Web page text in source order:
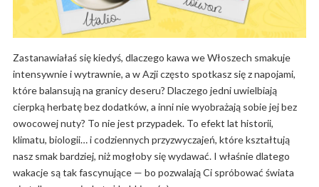
Zastanawiałaś się kiedyś, dlaczego kawa we Włoszech smakuje
intensywnie i wytrawnie, a w Azji często spotkasz się z napojami,
które balansują na granicy deseru? Dlaczego jedni uwielbiają
cierpką herbatę bez dodatków, a inni nie wyobrażają sobie jej bez
owocowej nuty? To nie jest przypadek. To efekt lat historii,
klimatu, biologii… i codziennych przyzwyczajeń, które kształtują
nasz smak bardziej, niż mogłoby się wydawać. I właśnie dlatego
wakacje są tak fascynujące — bo pozwalają Ci spróbować świata